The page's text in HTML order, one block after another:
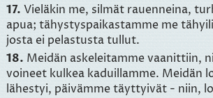
17. Vieläkin me, silmät rauenneina,
apua; tähystyspaikastamme me
josta ei pelastusta tullut.
18. Meidän askeleitamme vaanittiin,
voineet kulkea kaduillamme. Meidän
lähestyi, päivämme täyttyivät - niin,